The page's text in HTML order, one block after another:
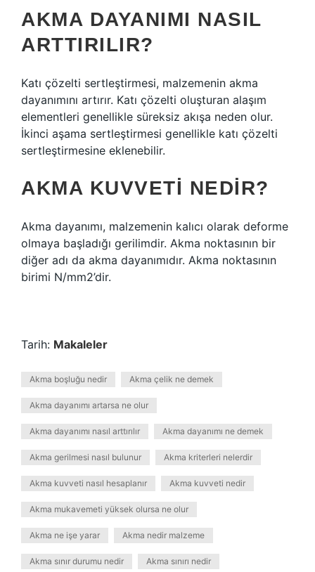
AKMA DAYANIMI NASIL
ARTTIRILIR?
Katı çözelti sertleştirmesi, malzemenin akma
dayanımını artırır. Katı çözelti oluşturan alaşım
elementleri genellikle süreksiz akışa neden olur.
İkinci aşama sertleştirmesi genellikle katı çözelti
sertleştirmesine eklenebilir.
AKMA KUVVETI NEDIR?
Akma dayanımı, malzemenin kalıcı olarak deforme
olmaya başladığı gerilimdir. Akma noktasının bir
diğer adı da akma dayanımıdır. Akma noktasının
birimi N/mm2’dir.
Tarih: Makaleler
Akma boşluğu nedir Akma çelik ne demek
Akma dayanımı artarsa ne olur
Akma dayanımı nasıl arttırılır Akma dayanımı ne demek
Akma gerilmesi nasıl bulunur Akma kriterleri nelerdir
Akma kuvveti nasıl hesaplanır Akma kuvveti nedir
Akma mukavemeti yüksek olursa ne olur
Akma ne işe yarar Akma nedir malzeme
Akma sınır durumu nedir Akma sınırı nedir